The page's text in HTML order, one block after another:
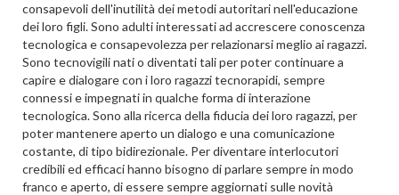
consapevoli dell'inutilità dei metodi autoritari nell'educazione
dei loro figli. Sono adulti interessati ad accrescere conoscenza
tecnologica e consapevolezza per relazionarsi meglio ai ragazzi.
Sono tecnovigili nati o diventati tali per poter continuare a
capire e dialogare con i loro ragazzi tecnorapidi, sempre
connessi e impegnati in qualche forma di interazione
tecnologica. Sono alla ricerca della fiducia dei loro ragazzi, per
poter mantenere aperto un dialogo e una comunicazione
costante, di tipo bidirezionale. Per diventare interlocutori
credibili ed efficaci hanno bisogno di parlare sempre in modo
franco e aperto, di essere sempre aggiornati sulle novità